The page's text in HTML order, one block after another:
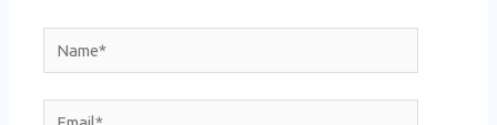
Name*
Email*